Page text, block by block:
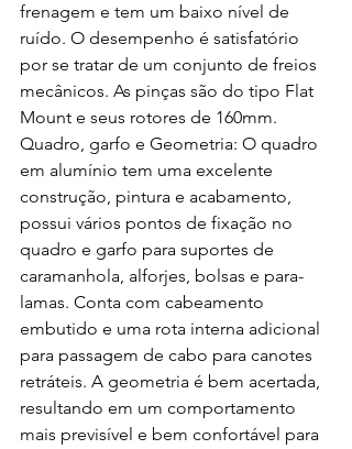
frenagem e tem um baixo nível de
ruído. O desempenho é satisfatório
por se tratar de um conjunto de freios
mecânicos. As pinças são do tipo Flat
Mount e seus rotores de 160mm.
Quadro, garfo e Geometria: O quadro
em alumínio tem uma excelente
construção, pintura e acabamento,
possui vários pontos de fixação no
quadro e garfo para suportes de
caramanhola, alforjes, bolsas e para-
lamas. Conta com cabeamento
embutido e uma rota interna adicional
para passagem de cabo para canotes
retráteis. A geometria é bem acertada,
resultando em um comportamento
mais previsível e bem confortável para